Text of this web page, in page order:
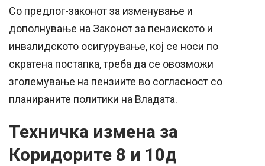
Со предлог-законот за изменување и
дополнување на Законот за пензиското и
инвалидското осигурување, кој се носи по
скратена постапка, треба да се овозможи
зголемување на пензиите во согласност со
планираните политики на Владата.
Техничка измена за
Коридорите 8 и 10д